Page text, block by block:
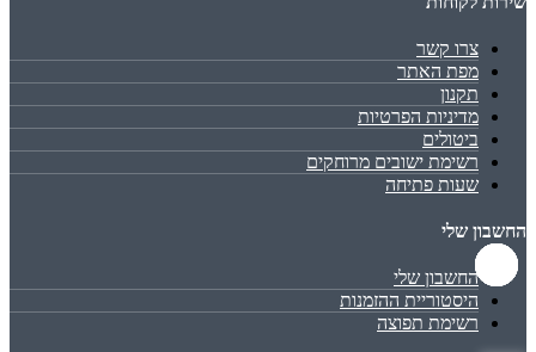
צרו קשר
מפת האתר
תקנון
מדיניות הפרטיות
ביטולים
רשימת ישובים מרוחקים
שעות פתיחה
החשבון שלי
החשבון שלי
היסטוריית ההזמנות
רשימת תפוצה